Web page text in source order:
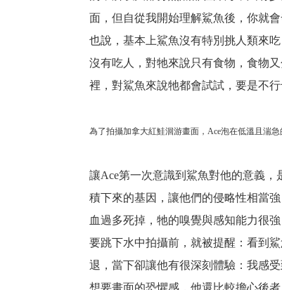
面，但自從我開始理解鯊魚後，你就
也說，基本上鯊魚沒有特別挑人類來
沒有吃人，對牠來說只有食物，食物
裡，對鯊魚來說牠都會試試，要是不行
為了拍攝加拿大紅鮭洄游畫面，Ace泡在低溫且湍
讓Ace第一次意識到鯊魚對他的意義
積下來的基因，讓他們的侵略性相當
血過多死掉，牠的嗅覺與感知能力很
要跳下水中拍攝前，就被提醒：看到
退，當下卻讓他有很深刻體驗：我感
想要畫面的恐懼感，他還比較擔心後者